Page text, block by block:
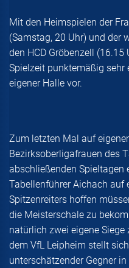
Mit den Heimspielen der
(Samstag, 20 Uhr) und der
den HCD Gröbenzell
Spielzeit punktemäßig
eigener Halle vor.
Zum letzten Mal auf
Bezirksoberligafrauen des
abschließenden Spieltagen
Tabellenführer Aichach auf
Spitzenreiters hoffen
die Meisterschale zu
natürlich zwei eigene
dem VfL Leipheim stellt
unterschätzender Gegner